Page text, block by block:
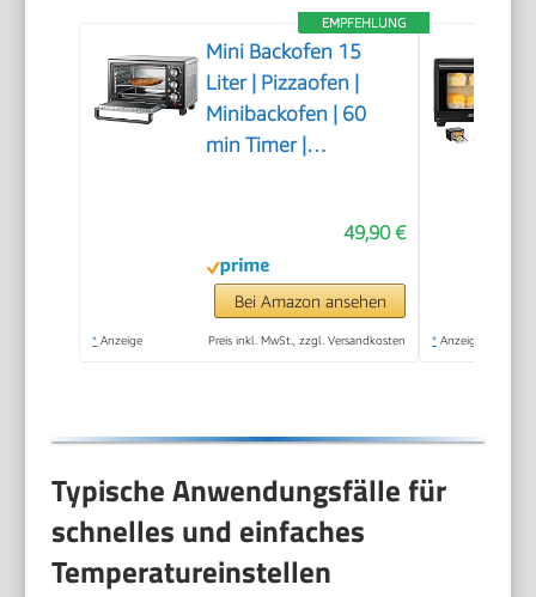
EMPFEHLUNG
Mini Backofen 15
Liter | Pizzaofen |
Minibackofen | 60
min Timer |
Krümelblech | Mini
Oven | Camping Ofen
| Kleiner Backofen |
Energiesparend
49,90 €
Bei Amazon ansehen
* Anzeige Preis inkl. MwSt., zzgl. Versandkosten * Anzeige
Typische Anwendungsfälle für
schnelles und einfaches
Temperatureinstellen